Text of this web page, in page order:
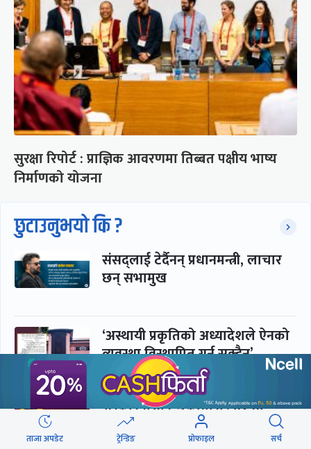
सुरक्षा रिपोर्ट : प्राज्ञिक आवरणमा तिब्बत पक्षीय भाष्य
निर्माणको योजना
छुटाउनुभयो कि ?
संसद्लाई टेर्दैनन् प्रधानमन्त्री, लाचार
छन् सभामुख
‘अस्थायी प्रकृतिको अध्यादेशले ऐनको
व्यवस्था विस्थापित गर्न सक्दैन’
सरकार-प्रसाईं लुकामारी : छिनमै
पक्राउ, तुरुन्तै रिहा
ताजा अपडेट ट्रेन्डिङ प्रोफाइल सर्च